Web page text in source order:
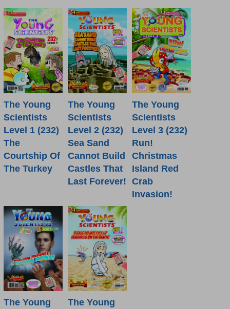
The Young
Scientists
Level 1 (232)
The
Courtship Of
The Turkey
The Young
Scientists
Level 2 (232)
Sea Sand
Cannot Build
Castles That
Last Forever!
The Young
Scientists
Level 3 (232)
Run!
Christmas
Island Red
Crab
Invasion!
The Young The Young